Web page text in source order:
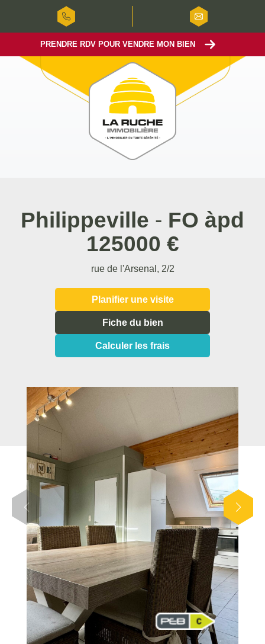
PRENDRE RDV POUR VENDRE MON BIEN
Philippeville - FO àpd
125000 €
rue de l'Arsenal, 2/2
Planifier une visite
Fiche du bien
Calculer les frais